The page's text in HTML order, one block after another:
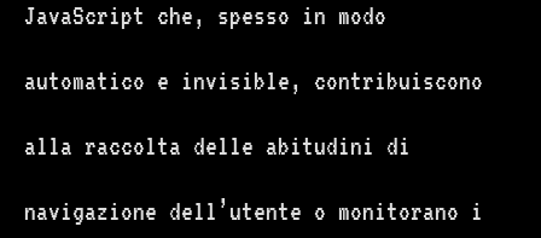
JavaScript che, spesso in modo
automatico e invisible, contribuiscono
alla raccolta delle abitudini di
navigazione dell’utente o monitorano i